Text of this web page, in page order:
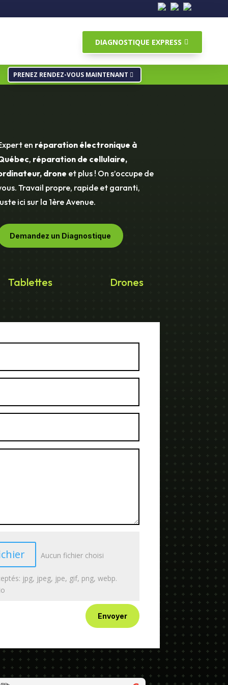
DIAGNOSTIQUE EXPRESS
PRENEZ RENDEZ-VOUS MAINTENANT
en réparation électronique à
, réparation de cellulaire,
drone et plus ! On s’occupe de
Travail propre, rapide et garanti,
ici sur la 1ère Avenue.
Demandez un Diagnostique
Tablettes Drones
Aucun fichier choisi
jpg, jpeg, jpe, gif, png, webp.
Envoyer